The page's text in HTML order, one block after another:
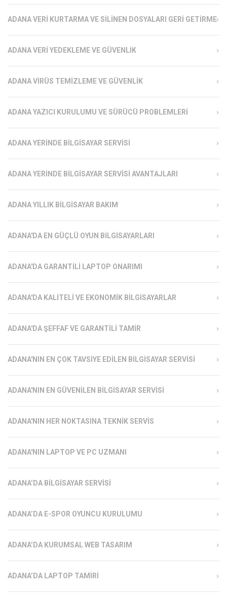
ADANA VERI KURTARMA VE SILINEN DOSYALARI GERI GETIRME
ADANA VERI YEDEKLEME VE GÜVENLIK
ADANA VIRÜS TEMIZLEME VE GÜVENLIK
ADANA YAZICI KURULUMU VE SÜRÜCÜ PROBLEMLERI
ADANA YERINDE BILGISAYAR SERVISI
ADANA YERINDE BILGISAYAR SERVISI AVANTAJLARI
ADANA YILLIK BILGISAYAR BAKIM
ADANA'DA EN GÜÇLÜ OYUN BILGISAYARLARI
ADANA'DA GARANTILI LAPTOP ONARIMI
ADANA'DA KALITELI VE EKONOMIK BILGISAYARLAR
ADANA'DA ŞEFFAF VE GARANTILI TAMIR
ADANA'NIN EN ÇOK TAVSIYE EDILEN BILGISAYAR SERVISI
ADANA'NIN EN GÜVENILEN BILGISAYAR SERVISI
ADANA'NIN HER NOKTASINA TEKNIK SERVIS
ADANA'NIN LAPTOP VE PC UZMANI
ADANA’DA BILGISAYAR SERVISI
ADANA’DA E-SPOR OYUNCU KURULUMU
ADANA’DA KURUMSAL WEB TASARIM
ADANA’DA LAPTOP TAMIRI